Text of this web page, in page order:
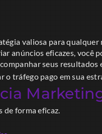
valiosa para
anúncios eficazes,
seus
o tráfego pago em sua
de forma eficaz.